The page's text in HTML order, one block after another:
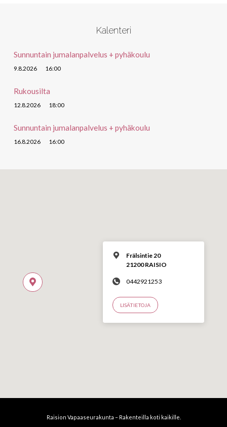
Kalenteri
Sunnuntain jumalanpalvelus + pyhäkoulu
9.8.2026 16:00
Rukousilta
12.8.2026 18:00
Sunnuntain jumalanpalvelus + pyhäkoulu
16.8.2026 16:00
Frälsintie 20
21200 RAISIO
0442921253
LISÄTIETOJA
Raision Vapaaseurakunta – Rakenteilla koti kaikille.